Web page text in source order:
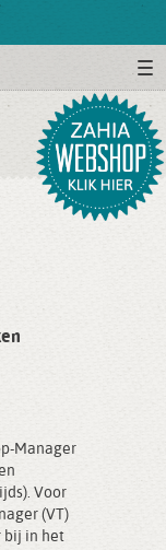
Manager
Voor
(VT)
bij in het